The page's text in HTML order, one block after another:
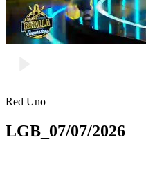
Red Uno
LGB_07/07/2026